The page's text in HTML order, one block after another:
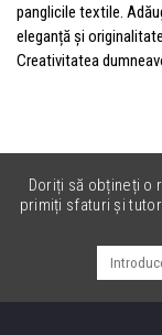
panglicile textile.
eleganță și
Creativitatea
Doriți să obțineți o
primiți sfaturi și